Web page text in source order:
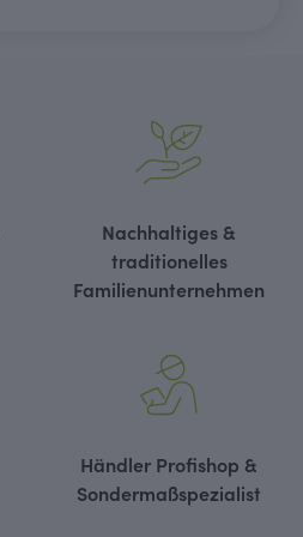
Nachhaltiges &
traditionelles
Familienunternehmen
Händler Profishop &
Sondermaßspezialist